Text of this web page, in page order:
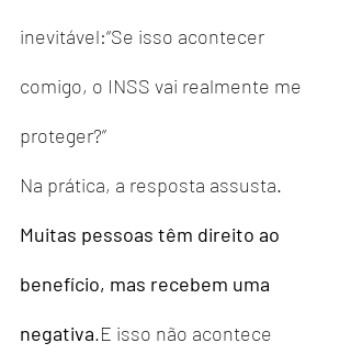
inevitável:“Se isso acontecer
comigo, o INSS vai realmente me
proteger?”
Na prática, a resposta assusta.
Muitas pessoas têm direito ao
benefício, mas recebem uma
negativa.E isso não acontece